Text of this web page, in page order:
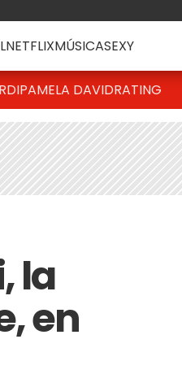
NETFLIXMÚSICASEXY
PAMELA DAVIDRATING
la
en